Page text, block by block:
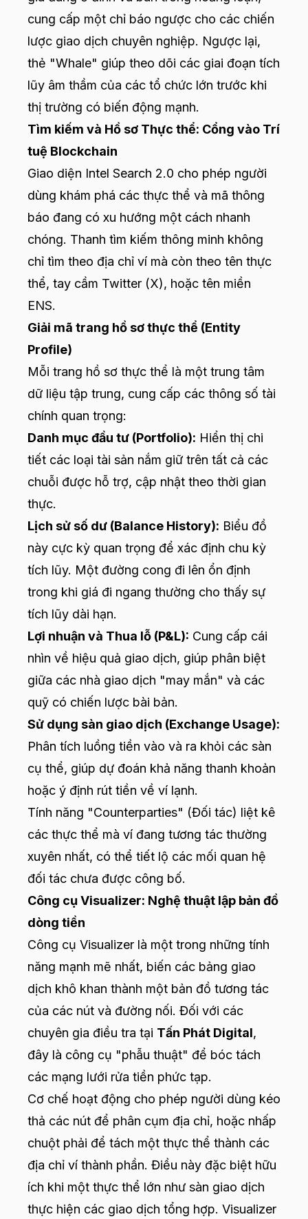
cung cấp một chỉ báo ngược cho các chiến
lược giao dịch chuyên nghiệp. Ngược lại,
thẻ "Whale" giúp theo dõi các giai đoạn tích
lũy âm thầm của các tổ chức lớn trước khi
thị trường có biến động mạnh.
Tìm kiếm và Hồ sơ Thực thể: Cổng vào Trí
tuệ Blockchain
Giao diện Intel Search 2.0 cho phép người
dùng khám phá các thực thể và mã thông
báo đang có xu hướng một cách nhanh
chóng. Thanh tìm kiếm thông minh không
chỉ tìm theo địa chỉ ví mà còn theo tên thực
thể, tay cầm Twitter (X), hoặc tên miền
ENS.
Giải mã trang hồ sơ thực thể (Entity
Profile)
Mỗi trang hồ sơ thực thể là một trung tâm
dữ liệu tập trung, cung cấp các thông số tài
chính quan trọng:
Danh mục đầu tư (Portfolio): Hiển thị chi
tiết các loại tài sản nắm giữ trên tất cả các
chuỗi được hỗ trợ, cập nhật theo thời gian
thực.
Lịch sử số dư (Balance History): Biểu đồ
này cực kỳ quan trọng để xác định chu kỳ
tích lũy. Một đường cong đi lên ổn định
trong khi giá đi ngang thường cho thấy sự
tích lũy dài hạn.
Lợi nhuận và Thua lỗ (P&L): Cung cấp cái
nhìn về hiệu quả giao dịch, giúp phân biệt
giữa các nhà giao dịch "may mắn" và các
quỹ có chiến lược bài bản.
Sử dụng sàn giao dịch (Exchange Usage):
Phân tích luồng tiền vào và ra khỏi các sàn
cụ thể, giúp dự đoán khả năng thanh khoản
hoặc ý định rút tiền về ví lạnh.
Tính năng "Counterparties" (Đối tác) liệt kê
các thực thể mà ví đang tương tác thường
xuyên nhất, có thể tiết lộ các mối quan hệ
đối tác chưa được công bố.
Công cụ Visualizer: Nghệ thuật lập bản đồ
dòng tiền
Công cụ Visualizer là một trong những tính
năng mạnh mẽ nhất, biến các bảng giao
dịch khô khan thành một bản đồ tương tác
của các nút và đường nối. Đối với các
chuyên gia điều tra tại Tấn Phát Digital,
đây là công cụ "phẫu thuật" để bóc tách
các mạng lưới rửa tiền phức tạp.
Cơ chế hoạt động cho phép người dùng kéo
thả các nút để phân cụm địa chỉ, hoặc nhấp
chuột phải để tách một thực thể thành các
địa chỉ ví thành phần. Điều này đặc biệt hữu
ích khi một thực thể lớn như sàn giao dịch
thực hiện các giao dịch tổng hợp. Visualizer